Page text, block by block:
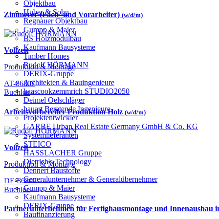
Objektbau
Huber & Sohn
Regnauer Objektbau
Gumpp & Maier
BS Holzmodulbau
Kaufmann Bausysteme
Timber Homes
Rudolf HÖRMANN
DERIX-Gruppe
Architekten & Bauingenieure
haascookzemmrich STUDIO2050
Deimel Oelschläger
bauart Beratende Ingenieure
Projektentwickler
GARBE Urban Real Estate Germany GmbH & Co. KG
Systemlieferanten
STEICO
HASSLACHER Gruppe
Dietrich's Technology
Dennert Baustoffe
Generalunternehmer & Generalübernehmer
Gumpp & Maier
Kaufmann Bausysteme
DERIX-Gruppe
Baufinanzierung
Zimmerer (Fach- und Vorarbeiter) (w/d/m)
Vollzeit
Produktion & Montage
AT-86807
Buchloe
Arbeitsvorbereiter Produktion Holz (w/d/m)
Vollzeit
Produktion & Montage
DE-86807
Buchloe
Partnerunternehmen für Fertighausmontage und Innenausbau